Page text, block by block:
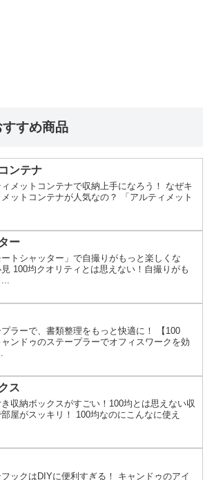
すめ商品
ンテナ
メットコンテナで収納上手になろう！ なぜキ
ットコンテナが人気なの？ 「アルティメット
ー
トシャッター」で自撮りがもっと楽しくな
100均クオリティとは思えない！自撮りがも
...
ラーで、書類整理をもっと快適に！ 【100
ンドゥのステープラーでオフィスワークを効
ス
収納ボックスがすごい！100均とは思えない収
屋がスッキリ！ 100均なのにこんなに使え
ックはDIYに便利すぎる！ キャンドゥのアイ